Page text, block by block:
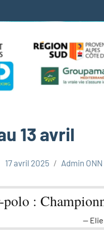
13 avril
17 avril 2025 Admin ONN
polo :